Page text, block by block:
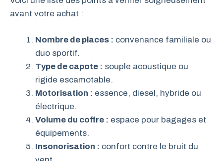
avant votre achat :
Nombre de places : convenance familiale ou
duo sportif.
Type de capote : souple acoustique ou
rigide escamotable.
Motorisation : essence, diesel, hybride ou
électrique.
Volume du coffre : espace pour bagages et
équipements.
Insonorisation : confort contre le bruit du